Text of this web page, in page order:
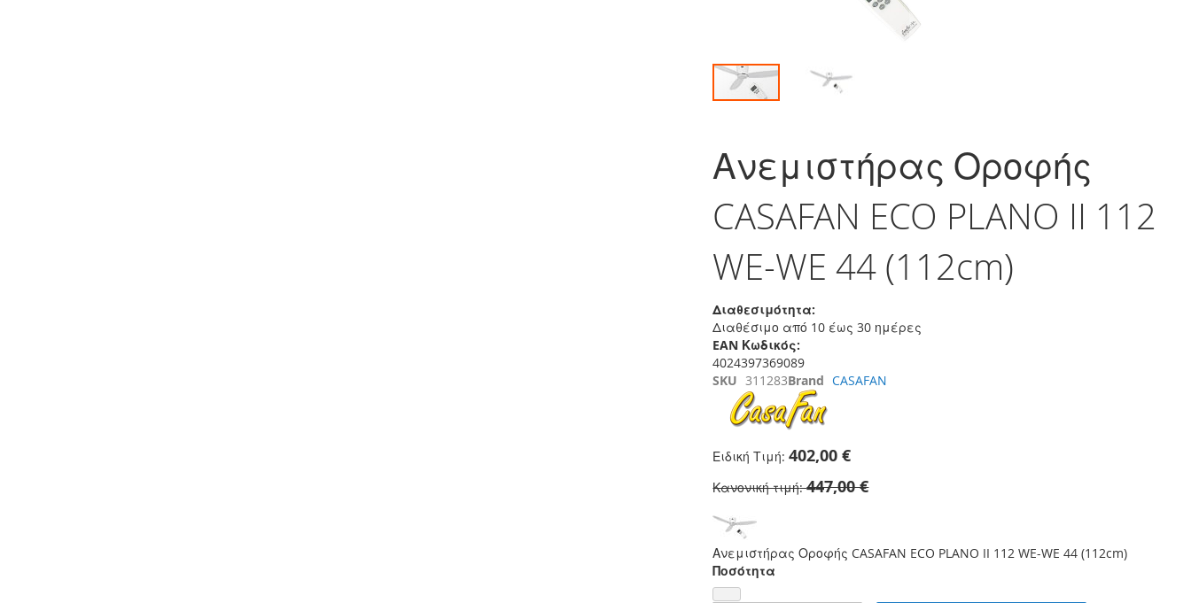
αρχή
της
εικόνων
Ανεμιστήρας Οροφής
CASAFAN ECO PLANO II 112
WE-WE 44 (112cm)
Διαθεσιμότητα:
Διαθέσιμο από 10 έως 30 ημέρες
EAN Κωδικός:
4024397369089
SKU 311283Brand CASAFAN
Ειδική Τιμή 402,00 €
Κανονική τιμή 447,00 €
Ανεμιστήρας Οροφής CASAFAN ECO PLANO II 112 WE-WE 44 (112cm)
Ποσότητα